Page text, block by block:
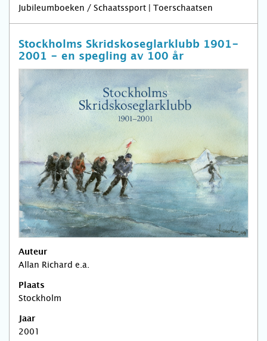
Jubileumboeken / Schaatssport | Toerschaatsen
Stockholms Skridskoseglarklubb 1901-
2001 - en spegling av 100 år
Auteur
Allan Richard e.a.
Plaats
Stockholm
Jaar
2001